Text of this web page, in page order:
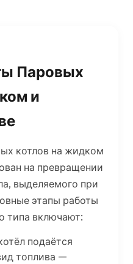
Паровых
и
котлов на жидком
на превращении
выделяемого при
этапы работы
типа включают:
подаётся
топлива —